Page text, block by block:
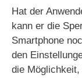
Hat der
kann er die
Smartphone
den
die